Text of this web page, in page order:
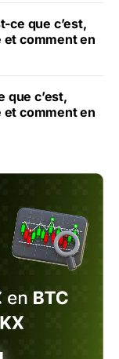
ce que c’est,
comment en
que c’est,
comment en